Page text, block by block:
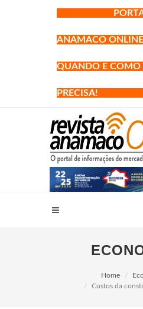
ANAMACO
QUANDO E COMO
PRECISA!
Home
Custos da